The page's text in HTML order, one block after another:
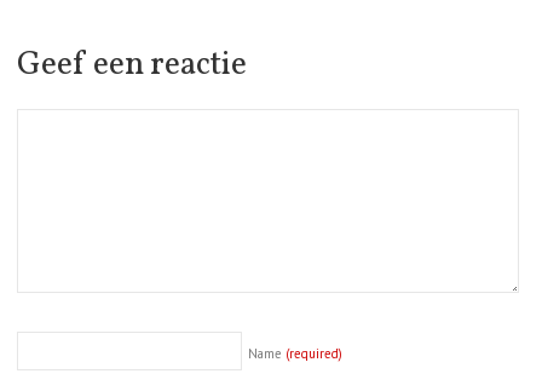
Geef een reactie
Name (required)